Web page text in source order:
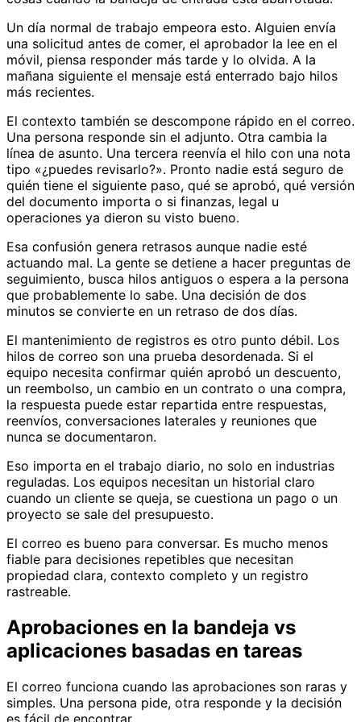
Un día normal de trabajo empeora esto. Alguien envía
una solicitud antes de comer, el aprobador la lee en el
móvil, piensa responder más tarde y lo olvida. A la
mañana siguiente el mensaje está enterrado bajo hilos
más recientes.
El contexto también se descompone rápido en el correo.
Una persona responde sin el adjunto. Otra cambia la
línea de asunto. Una tercera reenvía el hilo con una nota
tipo «¿puedes revisarlo?». Pronto nadie está seguro de
quién tiene el siguiente paso, qué se aprobó, qué versión
del documento importa o si finanzas, legal u
operaciones ya dieron su visto bueno.
Esa confusión genera retrasos aunque nadie esté
actuando mal. La gente se detiene a hacer preguntas de
seguimiento, busca hilos antiguos o espera a la persona
que probablemente lo sabe. Una decisión de dos
minutos se convierte en un retraso de dos días.
El mantenimiento de registros es otro punto débil. Los
hilos de correo son una prueba desordenada. Si el
equipo necesita confirmar quién aprobó un descuento,
un reembolso, un cambio en un contrato o una compra,
la respuesta puede estar repartida entre respuestas,
reenvíos, conversaciones laterales y reuniones que
nunca se documentaron.
Eso importa en el trabajo diario, no solo en industrias
reguladas. Los equipos necesitan un historial claro
cuando un cliente se queja, se cuestiona un pago o un
proyecto se sale del presupuesto.
El correo es bueno para conversar. Es mucho menos
fiable para decisiones repetibles que necesitan
propiedad clara, contexto completo y un registro
rastreable.
Aprobaciones en la bandeja vs
aplicaciones basadas en tareas
El correo funciona cuando las aprobaciones son raras y
simples. Una persona pide, otra responde y la decisión
es fácil de encontrar.